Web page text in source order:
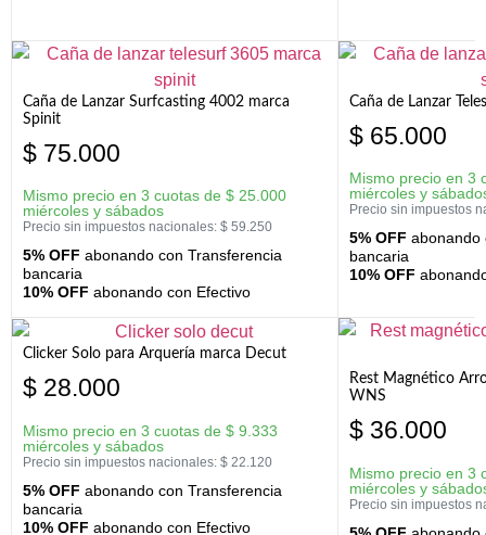
Caña de Lanzar Surfcasting 4002 marca
Spinit
$ 75.000
Mismo precio en 3 cuotas de $ 25.000
miércoles y sábados
Precio sin impuestos nacionales: $ 59.250
5% OFF abonando con Transferencia
bancaria
10% OFF abonando con Efectivo
Caña de Lanzar
$ 65.000
Mismo precio en 3
miércoles y
Precio sin impuestos
5% OFF abonando
bancaria
10% OFF
Clicker Solo para Arquería marca Decut
$ 28.000
Mismo precio en 3 cuotas de $ 9.333
miércoles y sábados
Precio sin impuestos nacionales: $ 22.120
5% OFF abonando con Transferencia
bancaria
10% OFF abonando con Efectivo
Rest Magnético
WNS
$ 36.000
Mismo precio en 3
miércoles y
Precio sin impuestos